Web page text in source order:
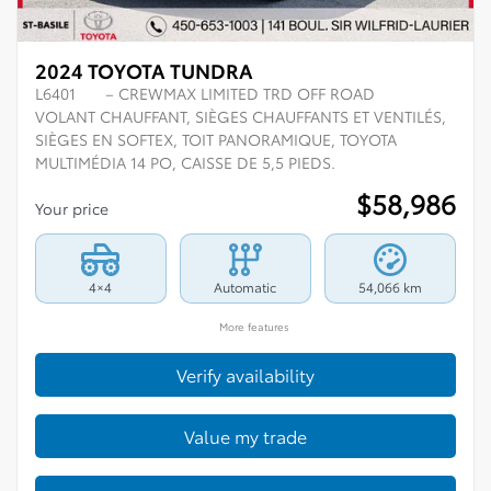
2024 TOYOTA TUNDRA
L6401
– CREWMAX LIMITED TRD OFF ROAD
VOLANT CHAUFFANT, SIÈGES CHAUFFANTS ET VENTILÉS,
SIÈGES EN SOFTEX, TOIT PANORAMIQUE, TOYOTA
MULTIMÉDIA 14 PO, CAISSE DE 5,5 PIEDS.
Your price $58,986
4×4 Automatic 54,066 km
More features
Verify availability
Value my trade